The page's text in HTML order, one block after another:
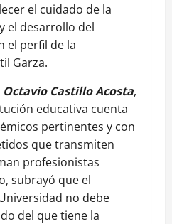
el cuidado de la
el desarrollo del
el perfil de la
Garza.
Octavio Castillo Acosta,
educativa cuenta
pertinentes y con
que transmiten
profesionistas
subrayó que el
no debe
del que tiene la